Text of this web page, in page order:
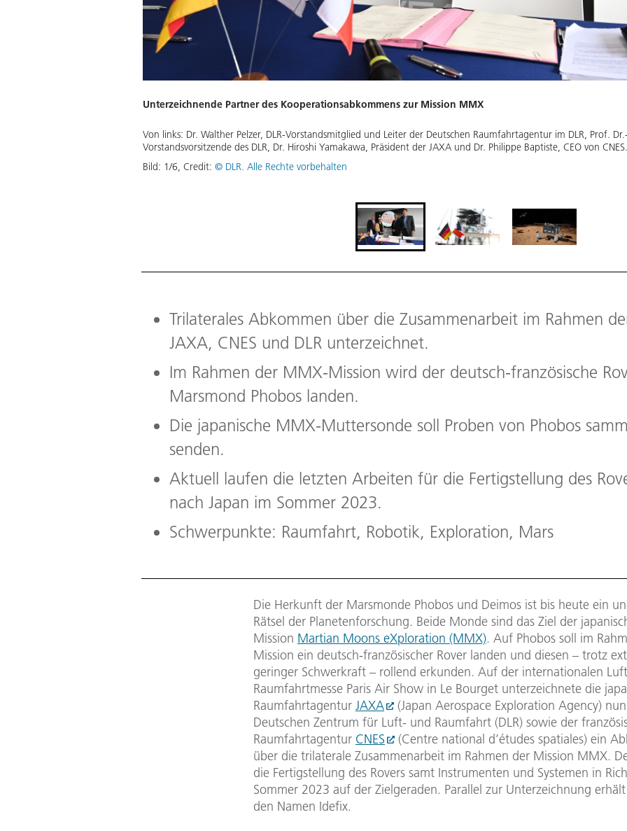
Unterzeichnende Partner des Kooperationsabkommens zur Mission MMX
Von links: Dr. Walther Pelzer, DLR-Vorstandsmitglied und Leiter der Deutschen Raumfahrtagentur im DLR, Prof. Dr.-
Vorstandsvorsitzende des DLR, Dr. Hiroshi Yamakawa, Präsident der JAXA und Dr. Philippe Baptiste, CEO von CNES.
Bild: 1/6 Credit:© DLR. Alle Rechte vorbehalten
Trilaterales Abkommen über die Zusammenarbeit im Rahmen
JAXA, CNES und DLR unterzeichnet.
Im Rahmen der MMX-Mission wird der deutsch-französische
Marsmond Phobos landen.
Die japanische MMX-Muttersonde soll Proben von Phobos
senden.
Aktuell laufen die letzten Arbeiten für die Fertigstellung des
nach Japan im Sommer 2023.
Schwerpunkte: Raumfahrt, Robotik, Exploration, Mars
Die Herkunft der Marsmonde Phobos und Deimos ist bis heute ein
Rätsel der Planetenforschung. Beide Monde sind das Ziel der
Mission Martian Moons eXploration (MMX). Auf Phobos soll im
Mission ein deutsch-französischer Rover landen und diesen – trotz
geringer Schwerkraft – rollend erkunden. Auf der internationalen
Raumfahrtmesse Paris Air Show in Le Bourget unterzeichnete die
Raumfahrtagentur JAXA
(Japan Aerospace Exploration Agency)
Deutschen Zentrum für Luft- und Raumfahrt (DLR) sowie der
Raumfahrtagentur CNES
(Centre national d’études spatiales) ein
über die trilaterale Zusammenarbeit im Rahmen der Mission MMX.
die Fertigstellung des Rovers samt Instrumenten und Systemen in
Sommer 2023 auf der Zielgeraden. Parallel zur Unterzeichnung
den Namen Idefix.